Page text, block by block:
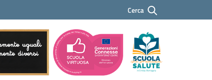
Cerca
Cerca